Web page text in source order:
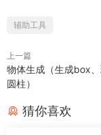
辅助工具
上一篇
物体生成（生成box
圆柱）
猜你喜欢